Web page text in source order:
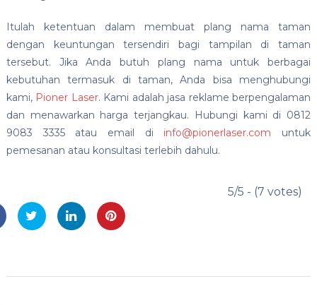
Itulah ketentuan dalam membuat plang nama taman
dengan keuntungan tersendiri bagi tampilan di taman
tersebut. Jika Anda butuh plang nama untuk berbagai
kebutuhan termasuk di taman, Anda bisa menghubungi
kami, Pioner Laser. Kami adalah jasa reklame berpengalaman
dan menawarkan harga terjangkau. Hubungi kami di 0812
9083 3335 atau email di info@pionerlaser.com untuk
pemesanan atau konsultasi terlebih dahulu.
5/5 - (7 votes)